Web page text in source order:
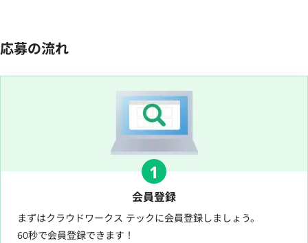
応募の流れ
1
会員登録
まずはクラウドワークス テックに会員登録しましょう。
60秒で会員登録できます！